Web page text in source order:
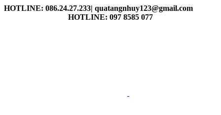
HOTLINE: 086.24.27.233| quatangnhuy123@gmail.com
HOTLINE: 097 8585 077